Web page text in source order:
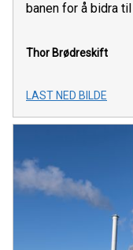
banen for å bidra
Thor Brødreskift
LAST NED BILDE